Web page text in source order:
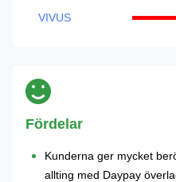
VIVUS
Fördelar
Kunderna ger mycket
allting med Daypay